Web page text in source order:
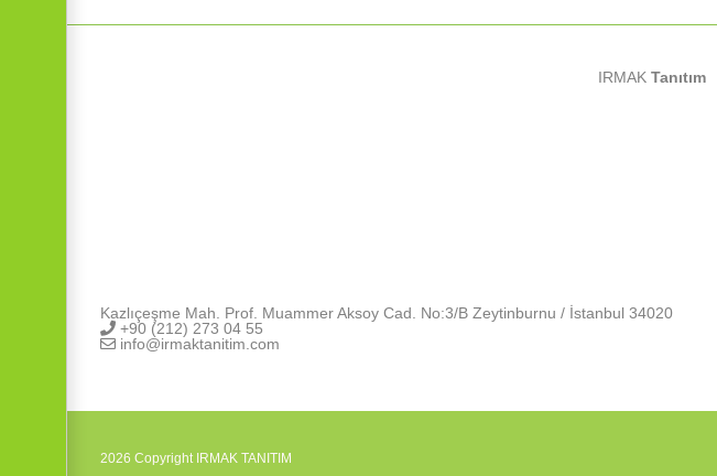
IRMAK Tanıtım
Kazlıçeşme Mah. Prof. Muammer Aksoy Cad. No:3/B Zeytinburnu / İstanbul 34020
+90 (212) 273 04 55
info@irmaktanitim.com
2026 Copyright IRMAK TANITIM